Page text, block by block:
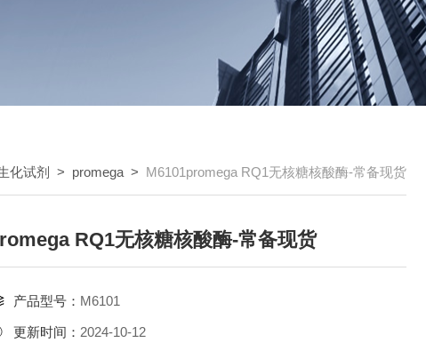
化试剂 > promega > M6101promega RQ1无核糖核酸酶-常备现货
RQ1无核糖核酸酶-常备现货
产品型号： M6101
更新时间： 2024-10-12